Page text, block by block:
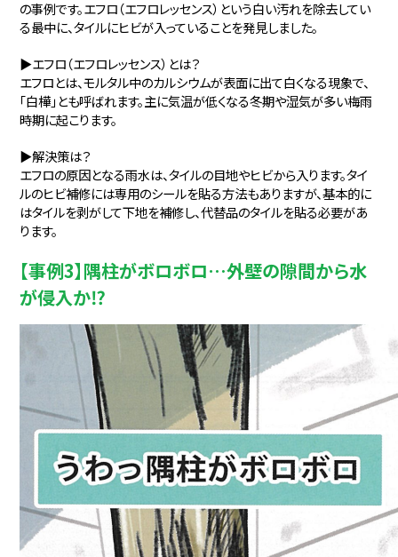
の事例です。エフロ（エフロレッセンス）という白い汚れを除去してい
る最中に、タイルにヒビが入っていることを発見しました。
▶エフロ（エフロレッセンス）とは？
エフロとは、モルタル中のカルシウムが表面に出て白くなる現象で、
「白樺」とも呼ばれます。主に気温が低くなる冬期や湿気が多い梅雨
時期に起こります。
▶解決策は？
エフロの原因となる雨水は、タイルの目地やヒビから入ります。タイ
ルのヒビ補修には専用のシールを貼る方法もありますが、基本的に
はタイルを剥がして下地を補修し、代替品のタイルを貼る必要があ
ります。
【事例3】隅柱がボロボロ…外壁の隙間から水
が侵入か⁉